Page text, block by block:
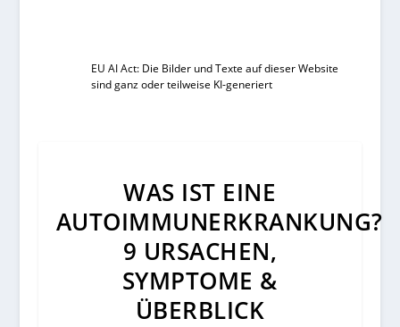
EU AI Act: Die Bilder und Texte auf dieser Website
sind ganz oder teilweise KI-generiert
WAS IST EINE
AUTOIMMUNERKRANKUNG?
9 URSACHEN,
SYMPTOME &
ÜBERBLICK